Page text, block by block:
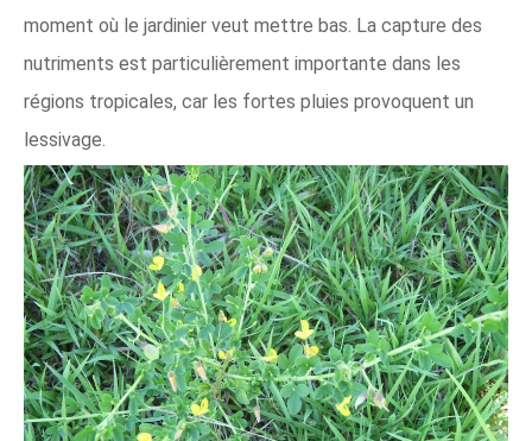
moment où le jardinier veut mettre bas. La capture des
nutriments est particulièrement importante dans les
régions tropicales, car les fortes pluies provoquent un
lessivage.